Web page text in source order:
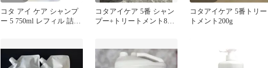
コタ アイ ケア シャンプ
ー 5 750ml レフィル 詰め
コタアイケア 5番 シャン
プー+トリートメント80g
コタアイケア 5番トリー
トメント200g